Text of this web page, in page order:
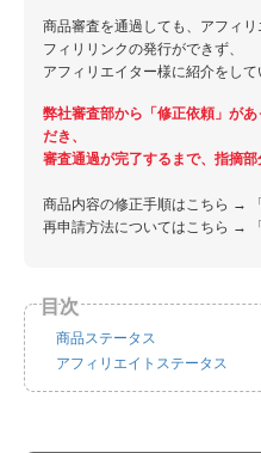
商品審査を通過しても、アフィ
フィリリンクの発行ができず、
アフィリエイター様に紹介をして
弊社審査部から「修正依頼」が
だき、
審査通過が完了するまで、指摘部
商品内容の修正手順はこちら →
再申請方法についてはこちら →
商品ステータス
アフィリエイトステータス